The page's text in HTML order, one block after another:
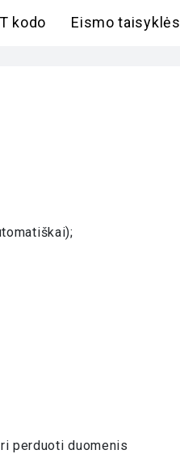
kodo Eismo taisyklės
perduoti duomenis